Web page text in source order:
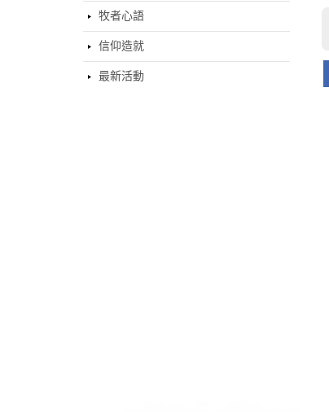
牧者心語
信仰造就
最新活動